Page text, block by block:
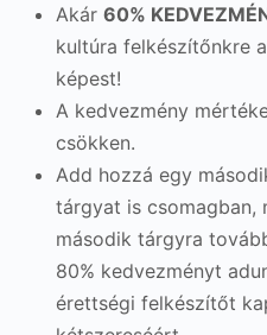
Akár 60%
kultúra felkészítőnkre
képest!
A kedvezmény
csökken.
Add hozzá egy
tárgyat is csomagban,
második tárgyra
80% kedvezményt
érettségi felkészítőt